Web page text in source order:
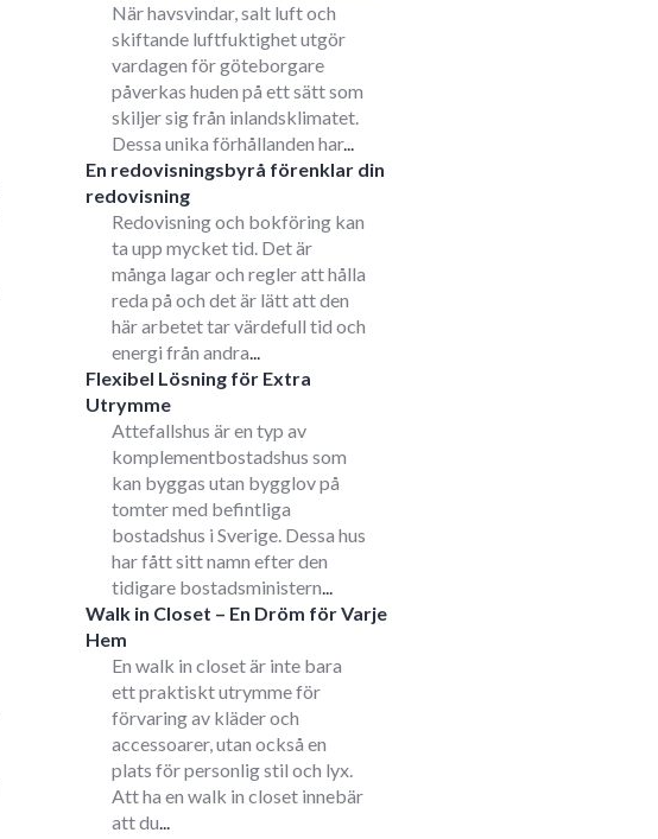
När havsvindar, salt luft och
skiftande luftfuktighet utgör
vardagen för göteborgare
påverkas huden på ett sätt som
skiljer sig från inlandsklimatet.
Dessa unika förhållanden har...
En redovisningsbyrå förenklar din
redovisning
Redovisning och bokföring kan
ta upp mycket tid. Det är
många lagar och regler att hålla
reda på och det är lätt att den
här arbetet tar värdefull tid och
energi från andra...
Flexibel Lösning för Extra
Utrymme
Attefallshus är en typ av
komplementbostadshus som
kan byggas utan bygglov på
tomter med befintliga
bostadshus i Sverige. Dessa hus
har fått sitt namn efter den
tidigare bostadsministern...
Walk in Closet – En Dröm för Varje
Hem
En walk in closet är inte bara
ett praktiskt utrymme för
förvaring av kläder och
accessoarer, utan också en
plats för personlig stil och lyx.
Att ha en walk in closet innebär
att du...